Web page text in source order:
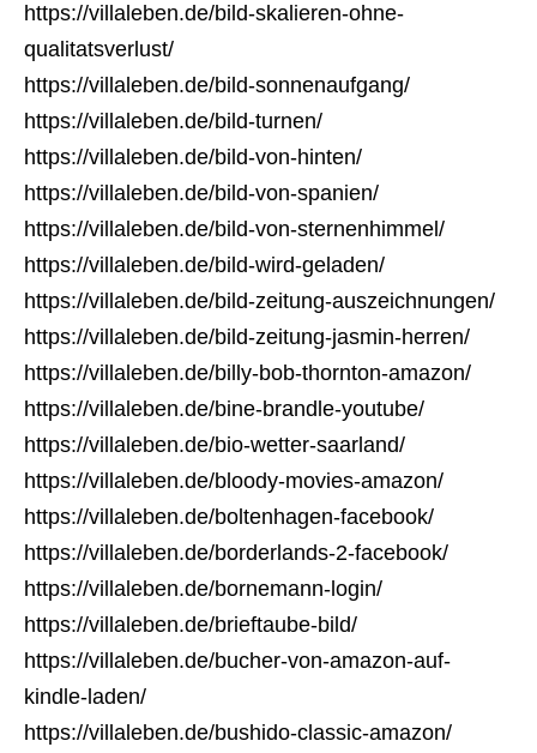
https://villaleben.de/bild-skalieren-ohne-
qualitatsverlust/
https://villaleben.de/bild-sonnenaufgang/
https://villaleben.de/bild-turnen/
https://villaleben.de/bild-von-hinten/
https://villaleben.de/bild-von-spanien/
https://villaleben.de/bild-von-sternenhimmel/
https://villaleben.de/bild-wird-geladen/
https://villaleben.de/bild-zeitung-auszeichnungen/
https://villaleben.de/bild-zeitung-jasmin-herren/
https://villaleben.de/billy-bob-thornton-amazon/
https://villaleben.de/bine-brandle-youtube/
https://villaleben.de/bio-wetter-saarland/
https://villaleben.de/bloody-movies-amazon/
https://villaleben.de/boltenhagen-facebook/
https://villaleben.de/borderlands-2-facebook/
https://villaleben.de/bornemann-login/
https://villaleben.de/brieftaube-bild/
https://villaleben.de/bucher-von-amazon-auf-
kindle-laden/
https://villaleben.de/bushido-classic-amazon/